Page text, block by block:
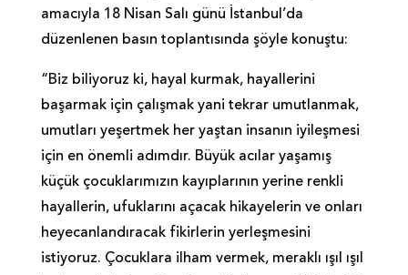
amacıyla 18 Nisan Salı günü İstanbul’da
düzenlenen basın toplantısında şöyle konuştu:
“Biz biliyoruz ki, hayal kurmak, hayallerini
başarmak için çalışmak yani tekrar umutlanmak,
umutları yeşertmek her yaştan insanın iyileşmesi
için en önemli adımdır. Büyük acılar yaşamış
küçük çocuklarımızın kayıplarının yerine renkli
hayallerin, ufuklarını açacak hikayelerin ve onları
heyecanlandıracak fikirlerin yerleşmesini
istiyoruz. Çocuklara ilham vermek, meraklı ışıl ışıl